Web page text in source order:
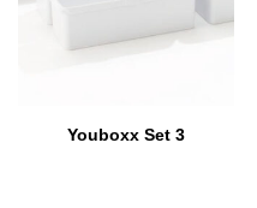
Youboxx Set 3